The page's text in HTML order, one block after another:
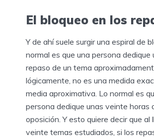
El bloqueo en los
Y de ahí suele surgir una espiral de
normal es que una persona dedique
repaso de un tema
lógicamente, no es una medida
media aproximativa. Lo normal es
persona dedique unas veinte horas
oposición. Y esto quiere decir que al
veinte temas estudiados, si los